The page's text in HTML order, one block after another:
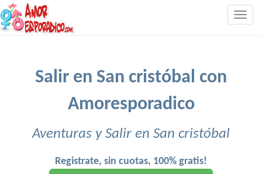
Salir en San cristóbal con
Amoresporadico
Aventuras y Salir en San cristóbal
Registrate, sin cuotas, 100% gratis!